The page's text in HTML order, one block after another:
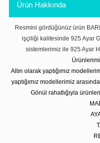
Ürün Hakkında
Resmini gördüğünüz ürün
işçiliği kalitesinde 925 Ayar
sistemlerimiz ile 925 Ayar
Altın olarak yaptığımız
yaptığımız modellerimiz
Gönül rahatlığıyla